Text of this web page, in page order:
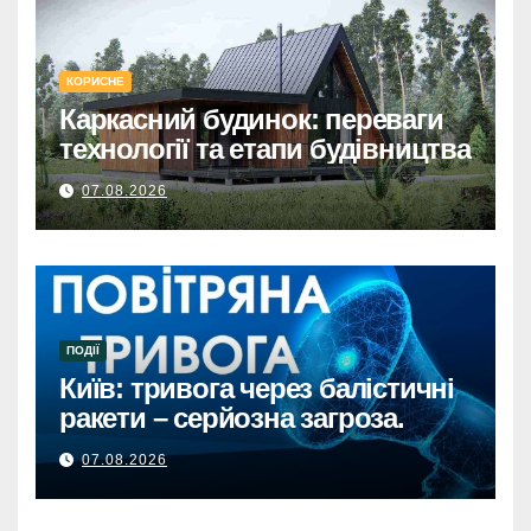
КОРИСНЕ
Каркасний будинок: переваги
технології та етапи будівництва
07.08.2026
ПОДІЇ
Київ: тривога через балістичні
ракети – серйозна загроза.
07.08.2026